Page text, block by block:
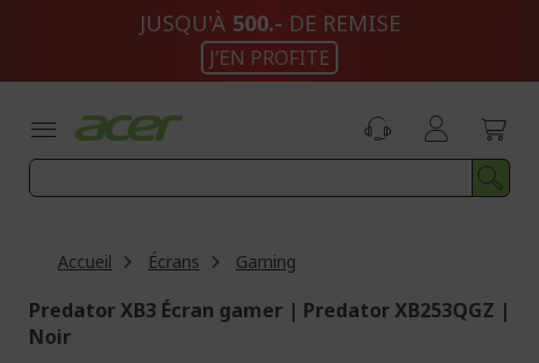
JUSQU'À 500.- DE REMISE
J’EN PROFITE
Accueil Écrans Gaming
Predator XB3 Écran gamer | Predator XB253QGZ |
Noir